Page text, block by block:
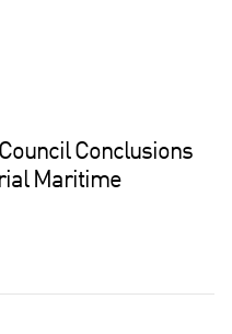
Conclusions
Maritime